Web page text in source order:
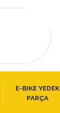
E-BIKE YEDEK
PARÇA